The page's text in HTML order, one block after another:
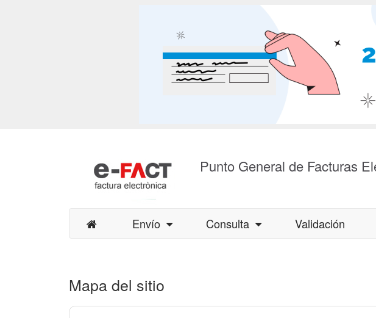
Punto General de Facturas
Envío Consulta Validación
Mapa del sitio